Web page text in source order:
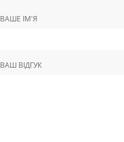
ВАШЕ ІМ'Я
ВАШ ВІДГУК